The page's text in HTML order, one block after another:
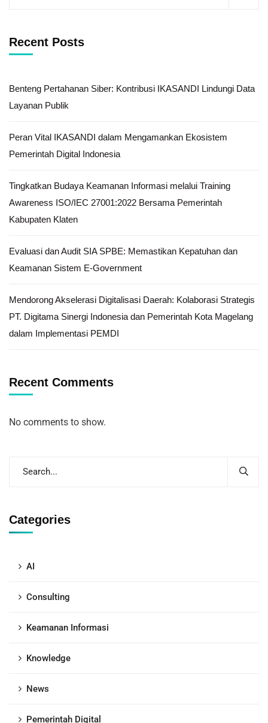
Recent Posts
Benteng Pertahanan Siber: Kontribusi IKASANDI Lindungi Data
Layanan Publik
Peran Vital IKASANDI dalam Mengamankan Ekosistem
Pemerintah Digital Indonesia
Tingkatkan Budaya Keamanan Informasi melalui Training
Awareness ISO/IEC 27001:2022 Bersama Pemerintah
Kabupaten Klaten
Evaluasi dan Audit SIA SPBE: Memastikan Kepatuhan dan
Keamanan Sistem E-Government
Mendorong Akselerasi Digitalisasi Daerah: Kolaborasi Strategis
PT. Digitama Sinergi Indonesia dan Pemerintah Kota Magelang
dalam Implementasi PEMDI
Recent Comments
No comments to show.
Categories
AI
Consulting
Keamanan Informasi
Knowledge
News
Pemerintah Digital